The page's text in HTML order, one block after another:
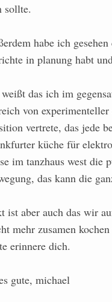
sollte.
habe ich
in planung habt
das ich im
von
vertrete, das jede
küche für
im tanzhaus west die
das kann die
ist aber auch das wir
mehr zusamen
erinnere dich.
gute, michael